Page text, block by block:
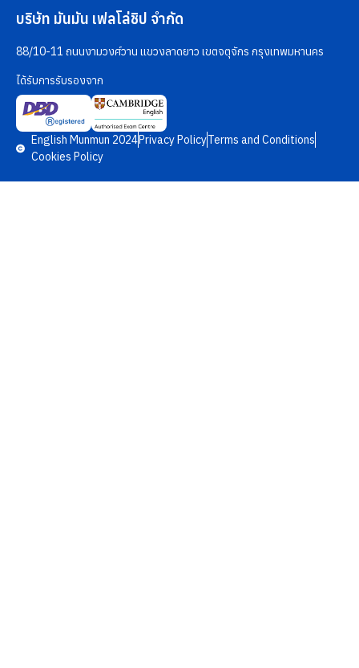
บริษัท มันมัน เฟลโล่ชิป จำกัด
88/10-11 ถนนงามวงศ์วาน แขวงลาดยาว เขตจตุจักร กรุงเทพมหานคร
ได้รับการรับรองจาก
English Munmun 2024Privacy PolicyTerms and Conditions
Cookies Policy